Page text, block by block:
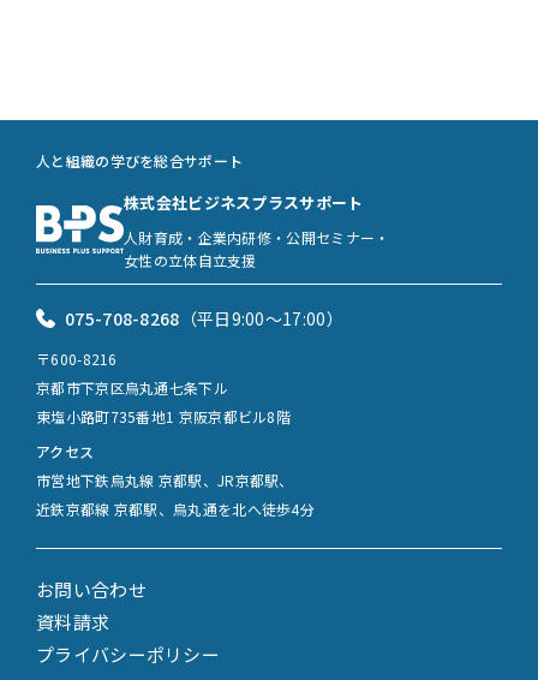
お問い合わせ
資料請求
プライバシーポリシー
人と組織の学びを総合サポート
株式会社ビジネスプラスサポート
人財育成・企業内研修・公開セミナー・
女性の立体自立支援
075-708-8268 （平日9:00〜17:00）
〒600-8216
京都市下京区烏丸通七条下ル
東塩小路町735番地1 京阪京都ビル8階
アクセス
市営地下鉄烏丸線 京都駅、JR京都駅、
近鉄京都線 京都駅、烏丸通を北へ徒歩4分